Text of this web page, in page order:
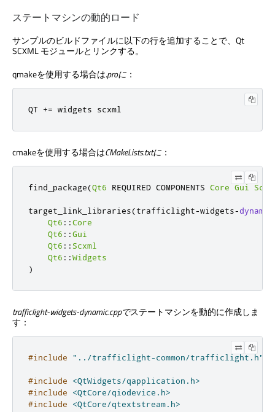
ステートマシンの動的ロード
サンプルのビルドファイルに以下の行を追加することで、 Qt
SCXMLモジュールとリンクする。
qmakeを使用する場合は.proに ：
QT += widgets scxml
cmakeを使用する場合はCMakeLists.txtに ：
find_package(Qt6 REQUIRED COMPONENTS Core Gui
target_link_libraries(trafficlight-widgets-dynamic
Qt6 ::Core
Qt6 ::Gui
Qt6 :: Scxml
Qt6 ::Widgets
)
trafficlight-widgets-dynamic.cppでステートマシンを動的に作成しま
す：
#include "../trafficlight-common/trafficlight.h"
#include
<QtWidgets/qapplication.h>
#include
<QtCore/qiodevice.h>
#include
<QtCore/qtextstream.h>